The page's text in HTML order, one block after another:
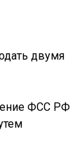
двумя
ФСС РФ